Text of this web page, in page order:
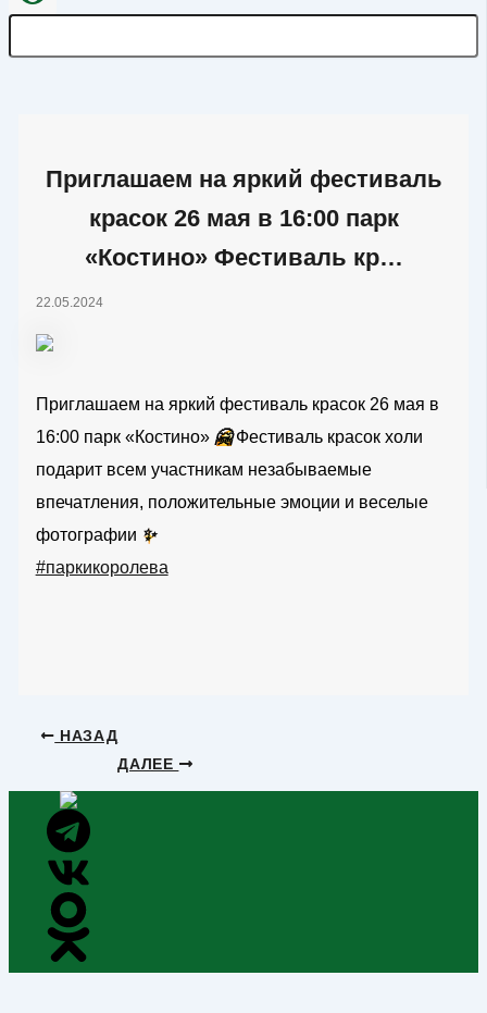
Приглашаем на яркий фестиваль
красок 26 мая в 16:00 парк
«Костино» Фестиваль кр…
22.05.2024
Приглашаем на яркий фестиваль красок 26 мая в
16:00 парк «Костино» 🤗Фестиваль красок холи
подарит всем участникам незабываемые
впечатления, положительные эмоции и веселые
фотографии ✨
#паркикоролева
НАЗАД
ДАЛЕЕ